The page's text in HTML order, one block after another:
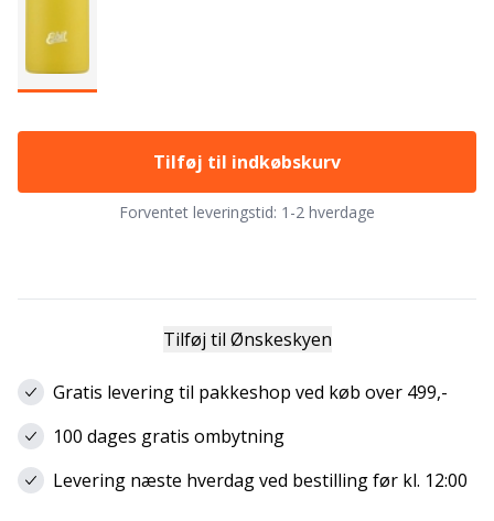
Tilføj til indkøbskurv
Forventet leveringstid: 1-2 hverdage
Tilføj til Ønskeskyen
Gratis levering til pakkeshop ved køb over 499,-
100 dages gratis ombytning
Levering næste hverdag ved bestilling før kl. 12:00